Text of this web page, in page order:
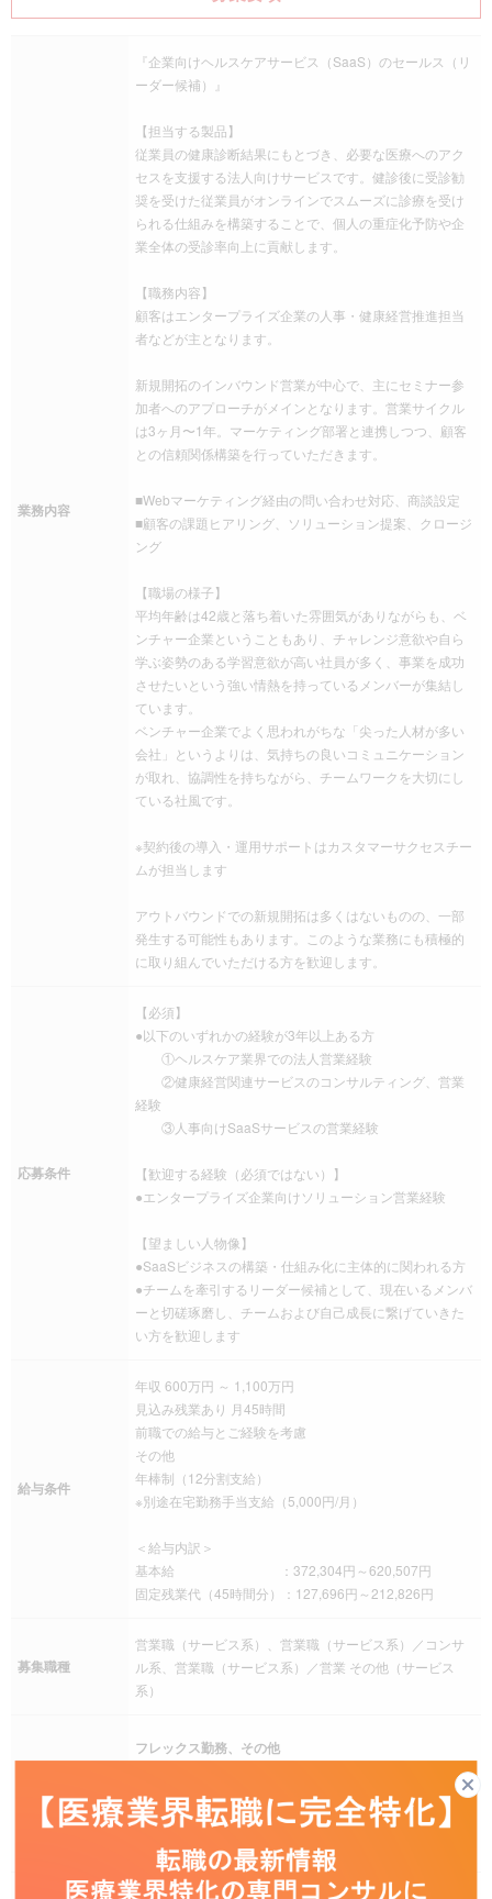
業務内容
『企業向けヘルスケアサービス（SaaS）のセールス（リ
ーダー候補）』
【担当する製品】
従業員の健康診断結果にもとづき、必要な医療へのアク
セスを支援する法人向けサービスです。健診後に受診勧
奨を受けた従業員がオンラインでスムーズに診療を受け
られる仕組みを構築することで、個人の重症化予防や企
業全体の受診率向上に貢献します。
【職務内容】
顧客はエンタープライズ企業の人事・健康経営推進担当
者などが主となります。
新規開拓のインバウンド営業が中心で、主にセミナー参
加者へのアプローチがメインとなります。営業サイクル
は3ヶ月〜1年。マーケティング部署と連携しつつ、顧客
との信頼関係構築を行っていただきます。
■Webマーケティング経由の問い合わせ対応、商談設定
■顧客の課題ヒアリング、ソリューション提案、クロージ
ング
【職場の様子】
平均年齢は42歳と落ち着いた雰囲気がありながらも、ベ
ンチャー企業ということもあり、チャレンジ意欲や自ら
学ぶ姿勢のある学習意欲が高い社員が多く、事業を成功
させたいという強い情熱を持っているメンバーが集結し
ています。
ベンチャー企業でよく思われがちな「尖った人材が多い
会社」というよりは、気持ちの良いコミュニケーション
が取れ、協調性を持ちながら、チームワークを大切にし
ている社風です。
※契約後の導入・運用サポートはカスタマーサクセスチー
ムが担当します
アウトバウンドでの新規開拓は多くはないものの、一部
発生する可能性もあります。このような業務にも積極的
に取り組んでいただける方を歓迎します。
応募条件
【必須】
●以下のいずれかの経験が3年以上ある方
①ヘルスケア業界での法人営業経験
②健康経営関連サービスのコンサルティング、営業
経験
③人事向けSaaSサービスの営業経験
【歓迎する経験（必須ではない）】
●エンタープライズ企業向けソリューション営業経験
【望ましい人物像】
●SaaSビジネスの構築・仕組み化に主体的に関われる方
●チームを牽引するリーダー候補として、現在いるメンバ
ーと切磋琢磨し、チームおよび自己成長に繋げていきた
い方を歓迎します
給与条件
年収 600万円 ～ 1,100万円
見込み残業あり 月45時間
前職での給与とご経験を考慮
その他
年棒制（12分割支給）
※別途在宅勤務手当支給（5,000円/月）
＜給与内訳＞
基本給 ：372,304円～620,507円
固定残業代（45時間分）：127,696円～212,826円
募集職種
営業職（サービス系）、営業職（サービス系）／コンサ
ル系、営業職（サービス系）／営業 その他（サービス
系）
就業時間
フレックス勤務、その他
実働：8時間00分
その他
フレックスタイム 5:00～10:30／15:00～22:00